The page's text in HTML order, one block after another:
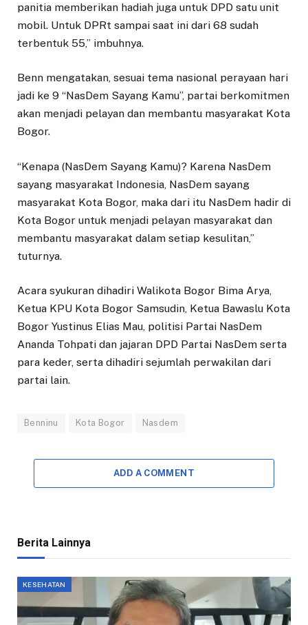
panitia memberikan hadiah juga untuk DPD satu unit
mobil. Untuk DPRt sampai saat ini dari 68 sudah
terbentuk 55,” imbuhnya.
Benn mengatakan, sesuai tema nasional perayaan hari
jadi ke 9 “NasDem Sayang Kamu”, partai berkomitmen
akan menjadi pelayan dan membantu masyarakat Kota
Bogor.
“Kenapa (NasDem Sayang Kamu)? Karena NasDem
sayang masyarakat Indonesia, NasDem sayang
masyarakat Kota Bogor, maka dari itu NasDem hadir di
Kota Bogor untuk menjadi pelayan masyarakat dan
membantu masyarakat dalam setiap kesulitan,”
tuturnya.
Acara syukuran dihadiri Walikota Bogor Bima Arya,
Ketua KPU Kota Bogor Samsudin, Ketua Bawaslu Kota
Bogor Yustinus Elias Mau, politisi Partai NasDem
Ananda Tohpati dan jajaran DPD Partai NasDem serta
para keder, serta dihadiri sejumlah perwakilan dari
partai lain.
Benninu Kota Bogor Nasdem
ADD A COMMENT
Berita Lainnya
KESEHATAN